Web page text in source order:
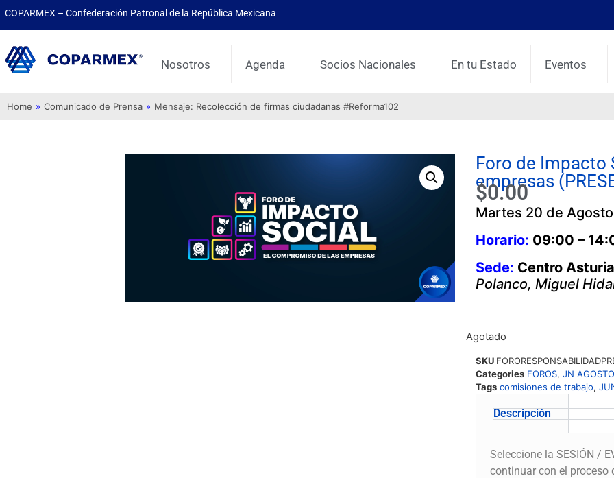
COPARMEX – Confederación Patronal de la República Mexicana
Nosotros Agenda Socios Nacionales En tu Estado Eventos
Home » Comunicado de Prensa » Mensaje: Recolección de firmas ciudadanas #Reforma102
Foro de Impacto
empresas
$0.00
Martes 20 de
Horario: 09:00 –
Sede: Centro
Polanco, Miguel
Agotado
SKU
Categories FOROS,JN AGOSTO
Tags comisiones de trabajo,
Descripción
Seleccione la SESIÓN /
continuar con el